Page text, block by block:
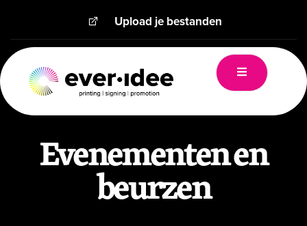
Upload je bestanden
Evenementen en
beurzen